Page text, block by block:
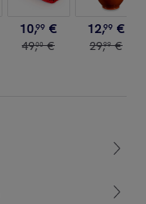
10,99 €
49,00 €
12,99 €
29,99 €